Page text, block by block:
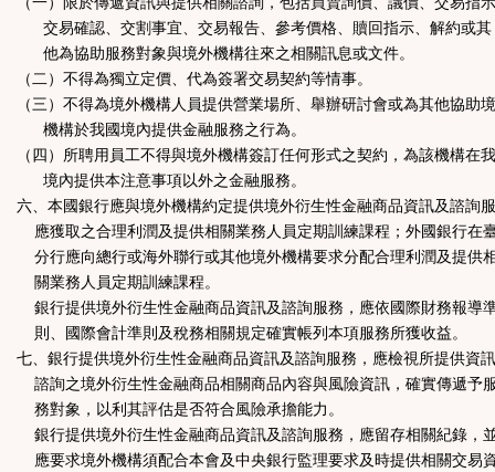
交易確認、交割事宜、交易報告、參考價格、贖回指示、解約或其
他為協助服務對象與境外機構往來之相關訊息或文件。
（二）不得為獨立定價、代為簽署交易契約等情事。
（三）不得為境外機構人員提供營業場所、舉辦研討會或為其他協助
機構於我國境內提供金融服務之行為。
（四）所聘用員工不得與境外機構簽訂任何形式之契約，為該機構在
境內提供本注意事項以外之金融服務。
六、本國銀行應與境外機構約定提供境外衍生性金融商品資訊及諮詢
應獲取之合理利潤及提供相關業務人員定期訓練課程；外國銀行在
分行應向總行或海外聯行或其他境外機構要求分配合理利潤及提供
關業務人員定期訓練課程。
銀行提供境外衍生性金融商品資訊及諮詢服務，應依國際財務報導
則、國際會計準則及稅務相關規定確實帳列本項服務所獲收益。
七、銀行提供境外衍生性金融商品資訊及諮詢服務，應檢視所提供資
諮詢之境外衍生性金融商品相關商品內容與風險資訊，確實傳遞予
務對象，以利其評估是否符合風險承擔能力。
銀行提供境外衍生性金融商品資訊及諮詢服務，應留存相關紀錄，
應要求境外機構須配合本會及中央銀行監理要求及時提供相關交易